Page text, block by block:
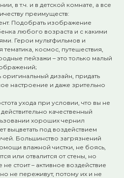
в т.ч. и в детской комнате, а все
преимуществ:
Подобрать изображение
любого возраста и с какими
Герои мультфильмов и
космос, путешествия,
пейзажи – это только малый
оригинальный дизайн, придать
настроение и даже зрительно
ухода при условии, что вы не
качественный
хороших чернил
выцветать под воздействием
Большинство загрязнений
влажной чистки, не боясь,
или отвалится от стены, но
стоит – активное воздействие
не переживут, потому их и не